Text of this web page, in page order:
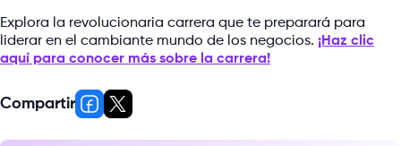
Explora la revolucionaria carrera que te preparará para
liderar en el cambiante mundo de los negocios. ¡Haz clic
aquí para conocer más sobre la carrera!
Compartir